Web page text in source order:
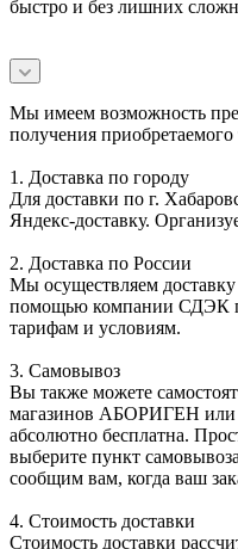
быстро и без лишних
Мы имеем возможность
получения приобретаемого
1. Доставка по городу
Для доставки по г.
Яндекс-доставку.
2. Доставка по России
Мы осуществляем
помощью компании СДЭК
тарифам и условиям.
3. Самовывоз
Вы также можете
магазинов АБОРИГЕН или
абсолютно бесплатна.
выберите пункт
сообщим вам, когда ваш
4. Стоимость доставки
Стоимость доставки